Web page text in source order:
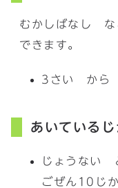
むかしばなし
できます。
3さい から
あいているじ
じょうない
ごぜん10じ